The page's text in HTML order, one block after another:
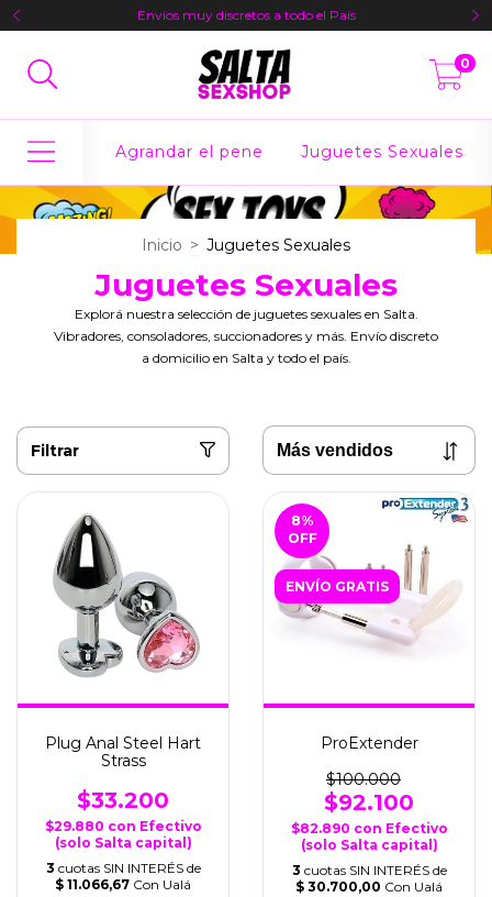
Envíos muy discretos a todo el País
0
Agrandar el pene Juguetes Sexuales
Inicio > Juguetes Sexuales
Juguetes Sexuales
Explorá nuestra selección de juguetes sexuales en Salta.
Vibradores, consoladores, succionadores y más. Envío discreto
a domicilio en Salta y todo el país.
Filtrar
Plug Anal Steel Hart
Strass
$33.200
$29.880 con Efectivo
(solo Salta capital)
3 cuotas SIN INTERÉS de
$ 11.066,67 Con Ualá
8%
OFF
ENVÍO GRATIS
ProExtender
$100.000
$92.100
$82.890 con Efectivo
(solo Salta capital)
3 cuotas SIN INTERÉS de
$ 30.700,00 Con Ualá